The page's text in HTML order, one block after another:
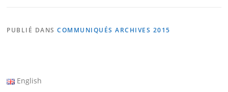
PUBLIÉ DANSCOMMUNIQUÉS ARCHIVES 2015
English